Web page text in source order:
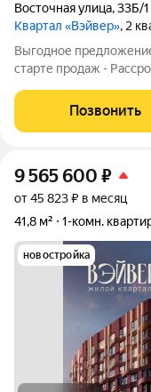
Восточная улица,33Б/1
Квартал «Вэйвер», 2
Выгодное
старте продаж - Рассрочка от 50
1-комнатной
Девелоперской
Позвонить
9 565 600 ₽
от 45 823 ₽ в месяц
41,8 м²
1-комн.
новостройка